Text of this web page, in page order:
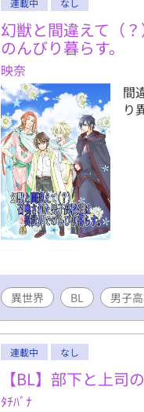
幻獣と間違えて（
のんびり暮らす。
映奈
間
り
異世界 BL 男子
連載中 なし
【BL】部下と上司
ﾀﾁﾊﾞﾅ